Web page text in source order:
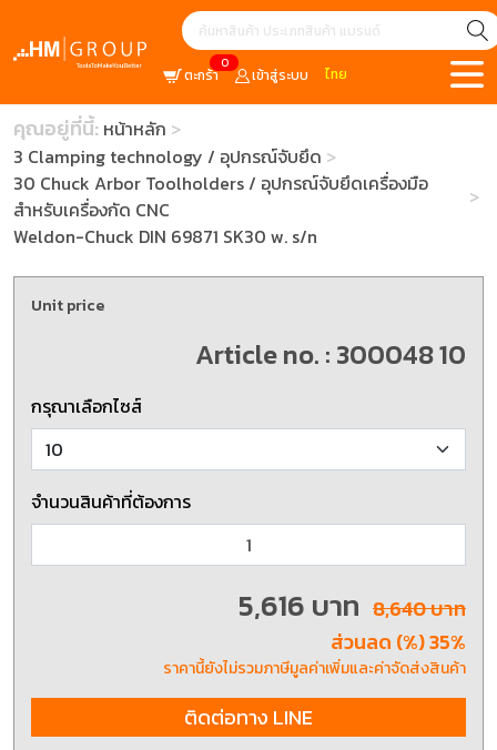
0
ตะกร้า เข้าสู่ระบบ ไทย
คุณอยู่ที่นี้: หน้าหลัก
3 Clamping technology / อุปกรณ์จับยึด
30 Chuck Arbor Toolholders / อุปกรณ์จับยึดเครื่องมือ
สำหรับเครื่องกัด CNC
Weldon-Chuck DIN 69871 SK30 w. s/n
Unit price
Article no. : 300048 10
กรุณาเลือกไซส์
จำนวนสินค้าที่ต้องการ
5,616 บาท 8,640 บาท
ส่วนลด (%) 35%
ราคานี้ยังไม่รวมภาษีมูลค่าเพิ่มและค่าจัดส่งสินค้า
ติดต่อทาง LINE